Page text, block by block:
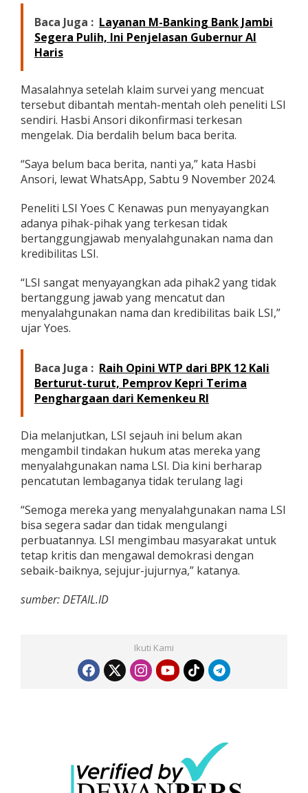
Baca Juga : Layanan M-Banking Bank Jambi
Segera Pulih, Ini Penjelasan Gubernur Al
Haris
Masalahnya setelah klaim survei yang mencuat
tersebut dibantah mentah-mentah oleh peneliti LSI
sendiri. Hasbi Ansori dikonfirmasi terkesan
mengelak. Dia berdalih belum baca berita.
“Saya belum baca berita, nanti ya,” kata Hasbi
Ansori, lewat WhatsApp, Sabtu 9 November 2024.
Peneliti LSI Yoes C Kenawas pun menyayangkan
adanya pihak-pihak yang terkesan tidak
bertanggungjawab menyalahgunakan nama dan
kredibilitas LSI.
“LSI sangat menyayangkan ada pihak2 yang tidak
bertanggung jawab yang mencatut dan
menyalahgunakan nama dan kredibilitas baik LSI,”
ujar Yoes.
Baca Juga : Raih Opini WTP dari BPK 12 Kali
Berturut-turut, Pemprov Kepri Terima
Penghargaan dari Kemenkeu RI
Dia melanjutkan, LSI sejauh ini belum akan
mengambil tindakan hukum atas mereka yang
menyalahgunakan nama LSI. Dia kini berharap
pencatutan lembaganya tidak terulang lagi
“Semoga mereka yang menyalahgunakan nama LSI
bisa segera sadar dan tidak mengulangi
perbuatannya. LSI mengimbau masyarakat untuk
tetap kritis dan mengawal demokrasi dengan
sebaik-baiknya, sejujur-jujurnya,” katanya.
sumber: DETAIL.ID
Ikuti Kami